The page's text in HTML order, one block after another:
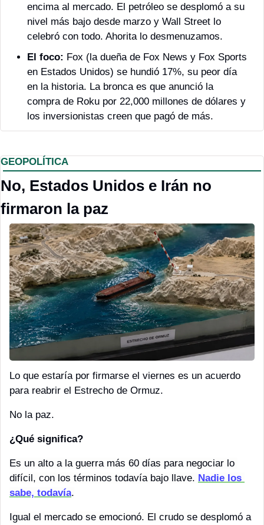
encima al mercado. El petróleo se desplomó a su
nivel más bajo desde marzo y Wall Street lo
celebró con todo. Ahorita lo desmenuzamos.
El foco: Fox (la dueña de Fox News y Fox Sports
en Estados Unidos) se hundió 17%, su peor día
en la historia. La bronca es que anunció la
compra de Roku por 22,000 millones de dólares y
los inversionistas creen que pagó de más.
GEOPOLÍTICA
No, Estados Unidos e Irán no
firmaron la paz
Lo que estaría por firmarse el viernes es un acuerdo
para reabrir el Estrecho de Ormuz.
No la paz.
¿Qué significa?
Es un alto a la guerra más 60 días para negociar lo
difícil, con los términos todavía bajo llave. Nadie los
sabe, todavía.
Igual el mercado se emocionó. El crudo se desplomó a